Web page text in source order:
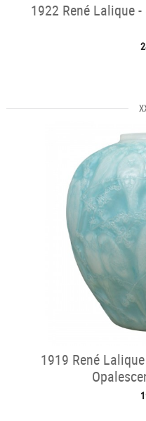
1922 René Lalique
1919 René